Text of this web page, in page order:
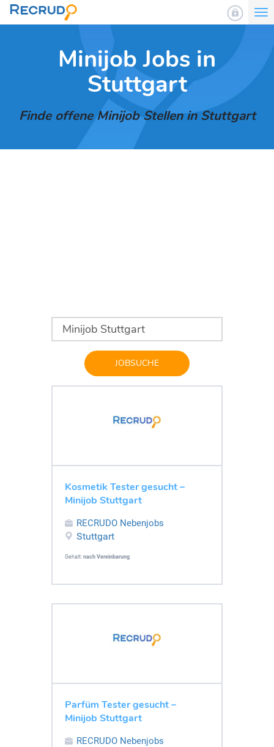
Minijob Jobs in
Stuttgart
Finde offene Minijob Stellen in Stuttgart
JOBSUCHE
Kosmetik Tester gesucht –
Minijob Stuttgart
RECRUDO Nebenjobs
Stuttgart
Gehalt: nach Vereinbarung
Parfüm Tester gesucht –
Minijob Stuttgart
RECRUDO Nebenjobs